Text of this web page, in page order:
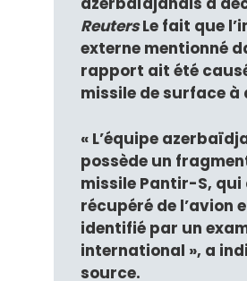
ReutersLe fait que
externe mentionné
rapport ait été
missile de surface à
« L’équipe
possède un
missile Pantir-S, qui
récupéré de l’avion
identifié par un
international », a
source.